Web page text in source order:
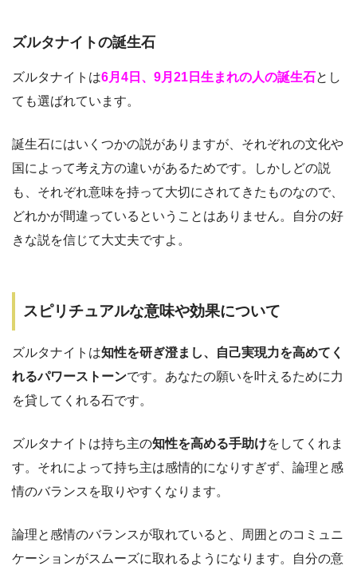
ズルタナイトの誕生石
ズルタナイトは6月4日、9月21日生まれの人の誕生石とし
ても選ばれています。
誕生石にはいくつかの説がありますが、それぞれの文化や
国によって考え方の違いがあるためです。しかしどの説
も、それぞれ意味を持って大切にされてきたものなので、
どれかが間違っているということはありません。自分の好
きな説を信じて大丈夫ですよ。
スピリチュアルな意味や効果について
ズルタナイトは知性を研ぎ澄まし、自己実現力を高めてく
れるパワーストーンです。あなたの願いを叶えるために力
を貸してくれる石です。
ズルタナイトは持ち主の知性を高める手助けをしてくれま
す。それによって持ち主は感情的になりすぎず、論理と感
情のバランスを取りやすくなります。
論理と感情のバランスが取れていると、周囲とのコミュニ
ケーションがスムーズに取れるようになります。自分の意